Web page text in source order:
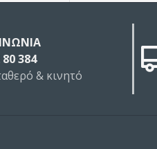
80 384
& κινητό